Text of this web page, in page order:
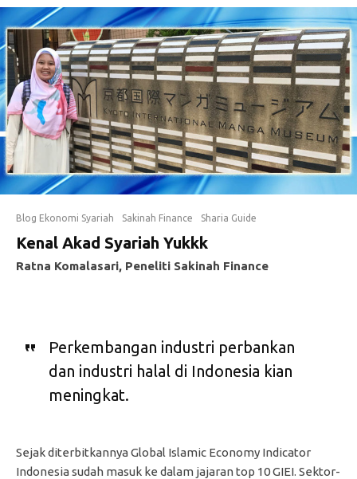
Blog Ekonomi Syariah Sakinah Finance Sharia Guide
Kenal Akad Syariah Yukkk
Ratna Komalasari, Peneliti Sakinah Finance
Perkembangan industri perbankan
dan industri halal di Indonesia kian
meningkat.
Sejak diterbitkannya Global Islamic Economy Indicator
Indonesia sudah masuk ke dalam jajaran top 10 GIEI. Sektor-